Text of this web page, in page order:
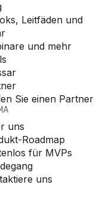
Leitfäden und
und mehr
Sie einen Partner
uns
Roadmap
für MVPs
uns